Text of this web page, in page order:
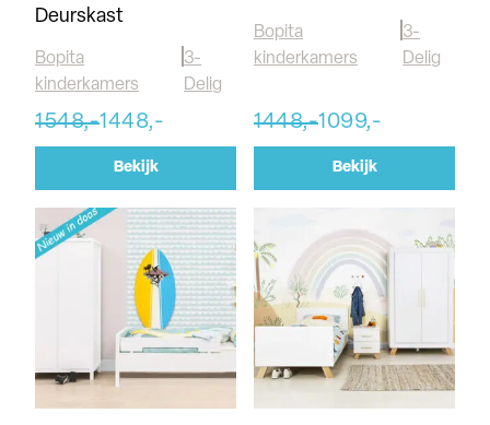
Deurskast
Bopita
kinderkamers
3-
Delig
1548,-1448,-
Bekijk
Bopita
kinderkamers
3-
Delig
1448,-1099,-
Bekijk